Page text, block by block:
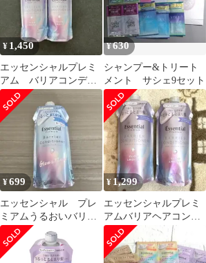
¥ 1,450
エッセンシャルプレミ
アム バリアコンディ
ショナー詰替2本セット
¥630
シャンプー&トリート
メント サシェ9セット
¥699
エッセンシャル プレ
ミアムうるおいバリア
コンディショナー 詰
め替え
¥ 1,299
エッセンシャルプレミ
アムバリアヘアコンデ
ィショナー グロウ＆モ
イスト 2個セット